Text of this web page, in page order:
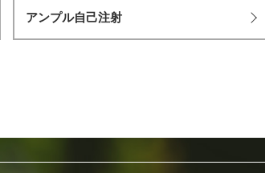
アンプル自己注射